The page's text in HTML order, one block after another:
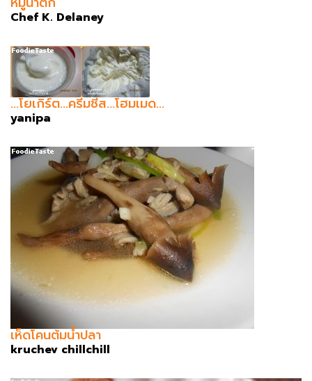
Chef K. Delaney
...โยเกิร์ต...ครีมชีส...โฮมเมด...
yanipa
เห็ดโคนต้มน้ำปลา
kruchev chillchill